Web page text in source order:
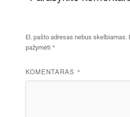
El. pašto adresas nebus skelbiamas.
pažymėti *
KOMENTARAS *